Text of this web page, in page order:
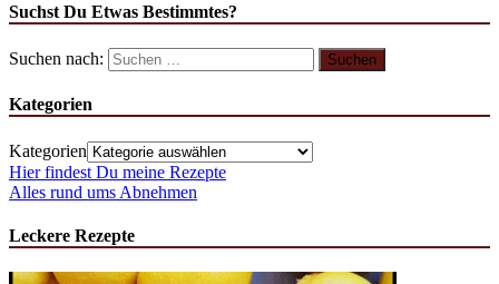
Suchst Du Etwas Bestimmtes?
Suchen nach:
Kategorien
Kategorien
Hier findest Du meine Rezepte
Alles rund ums Abnehmen
Leckere Rezepte